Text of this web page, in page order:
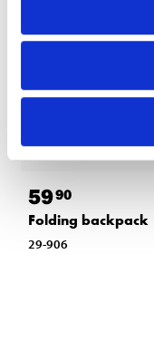
5990
Folding backpack
29-906